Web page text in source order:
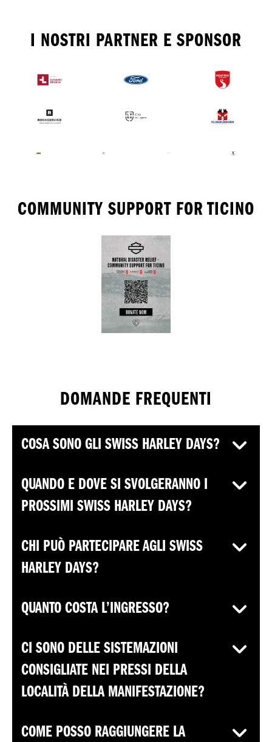
I NOSTRI PARTNER E SPONSOR
COMMUNITY SUPPORT FOR TICINO
DOMANDE FREQUENTI
COSA SONO GLI SWISS HARLEY DAYS?
QUANDO E DOVE SI SVOLGERANNO I
PROSSIMI SWISS HARLEY DAYS?
CHI PUÒ PARTECIPARE AGLI SWISS
HARLEY DAYS?
QUANTO COSTA L’INGRESSO?
CI SONO DELLE SISTEMAZIONI
CONSIGLIATE NEI PRESSI DELLA
LOCALITÀ DELLA MANIFESTAZIONE?
COME POSSO RAGGIUNGERE LA